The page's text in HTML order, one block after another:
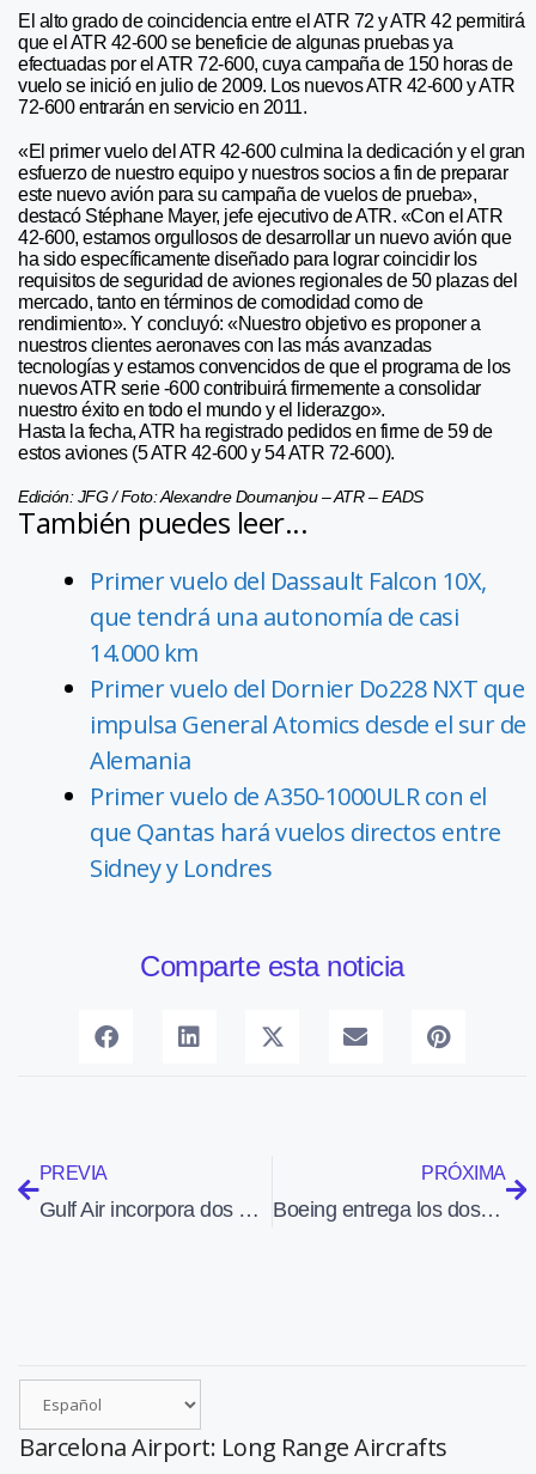
El alto grado de coincidencia entre el ATR 72 y ATR 42 permitirá
que el ATR 42-600 se beneficie de algunas pruebas ya
efectuadas por el ATR 72-600, cuya campaña de 150 horas de
vuelo se inició en julio de 2009. Los nuevos ATR 42-600 y ATR
72-600 entrarán en servicio en 2011.
«El primer vuelo del ATR 42-600 culmina la dedicación y el gran
esfuerzo de nuestro equipo y nuestros socios a fin de preparar
este nuevo avión para su campaña de vuelos de prueba»,
destacó Stéphane Mayer, jefe ejecutivo de ATR. «Con el ATR
42-600, estamos orgullosos de desarrollar un nuevo avión que
ha sido específicamente diseñado para lograr coincidir los
requisitos de seguridad de aviones regionales de 50 plazas del
mercado, tanto en términos de comodidad como de
rendimiento». Y concluyó: «Nuestro objetivo es proponer a
nuestros clientes aeronaves con las más avanzadas
tecnologías y estamos convencidos de que el programa de los
nuevos ATR serie -600 contribuirá firmemente a consolidar
nuestro éxito en todo el mundo y el liderazgo».
Hasta la fecha, ATR ha registrado pedidos en firme de 59 de
estos aviones (5 ATR 42-600 y 54 ATR 72-600).
Edición: JFG / Foto: Alexandre Doumanjou – ATR – EADS
También puedes leer...
Primer vuelo del Dassault Falcon 10X,
que tendrá una autonomía de casi
14.000 km
Primer vuelo del Dornier Do228 NXT que
impulsa General Atomics desde el sur de
Alemania
Primer vuelo de A350-1000ULR con el
que Qantas hará vuelos directos entre
Sidney y Londres
Comparte esta noticia
PREVIA
Gulf Air incorpora dos Embraer 170 alquilados al fabricante brasileño
PRÓXIMA
Boeing entrega los dos primeros cargueros 777 a Southern Air, que los volará para Thai Cargo
Barcelona Airport: Long Range Aircrafts